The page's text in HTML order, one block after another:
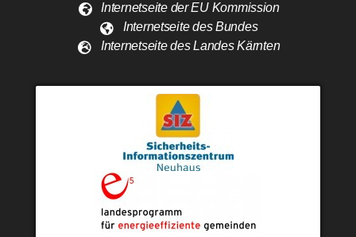
Internetseite der EU Kommission
Internetseite des Bundes
Internetseite des Landes Kärnten